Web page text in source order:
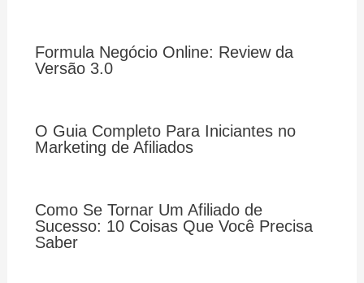
Formula Negócio Online: Review da
Versão 3.0
O Guia Completo Para Iniciantes no
Marketing de Afiliados
Como Se Tornar Um Afiliado de
Sucesso: 10 Coisas Que Você Precisa
Saber